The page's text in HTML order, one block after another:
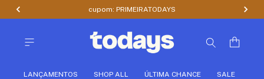
cupom: PRIMEIRATODAYS
LANÇAMENTOS SHOP ALL ÚLTIMA CHANCE SALE